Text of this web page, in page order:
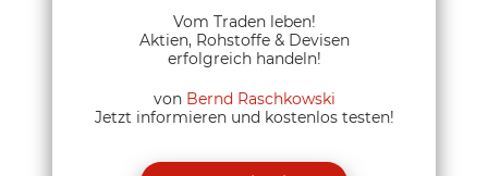
Vom Traden leben!
Aktien, Rohstoffe & Devisen
erfolgreich handeln!
von Bernd Raschkowski
Jetzt informieren und kostenlos testen!